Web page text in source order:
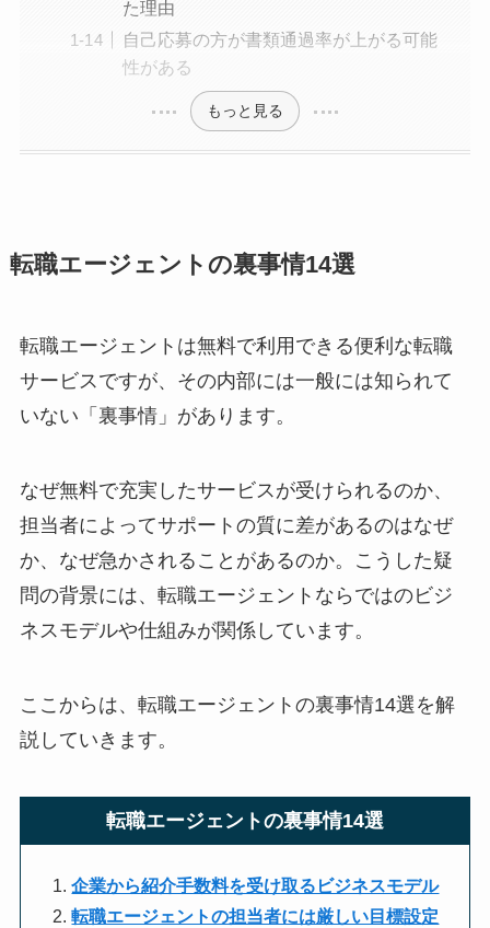
た理由
自己応募の方が書類通過率が上がる可能
性がある
もっと見る
転職エージェントの裏事情14選
転職エージェントは無料で利用できる便利な転職
サービスですが、その内部には一般には知られて
いない「裏事情」があります。
なぜ無料で充実したサービスが受けられるのか、
担当者によってサポートの質に差があるのはなぜ
か、なぜ急かされることがあるのか。こうした疑
問の背景には、転職エージェントならではのビジ
ネスモデルや仕組みが関係しています。
ここからは、転職エージェントの裏事情14選を解
説していきます。
転職エージェントの裏事情14選
企業から紹介手数料を受け取るビジネスモデル
転職エージェントの担当者には厳しい目標設定